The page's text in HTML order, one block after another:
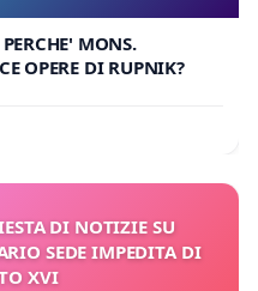
MONS.
OPERE DI RUPNIK?
DI NOTIZIE SU
SEDE IMPEDITA DI
XVI